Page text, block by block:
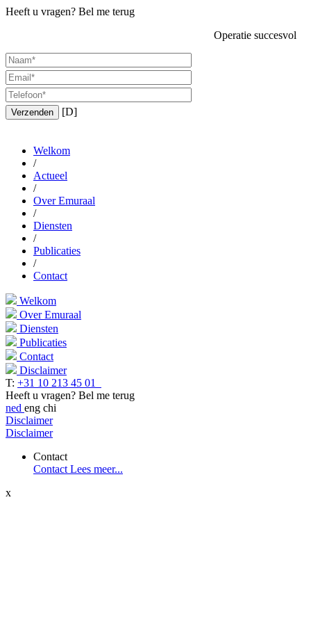
Heeft u vragen? Bel me terug
Operatie succesvol
Verzenden [D]
Welkom
/
Actueel
/
Over Emuraal
/
Diensten
/
Publicaties
/
Contact
Welkom
Over Emuraal
Diensten
Publicaties
Contact
Disclaimer
T: +31 10 213 45 01
Heeft u vragen? Bel me terug
ned eng chi
Disclaimer
Disclaimer
Contact
Contact Lees meer...
x